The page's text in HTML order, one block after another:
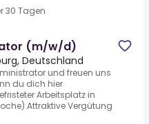
30 Tagen
(m/w/d)
Deutschland
und freuen uns
du dich hier
Arbeitsplatz in
Vergütung